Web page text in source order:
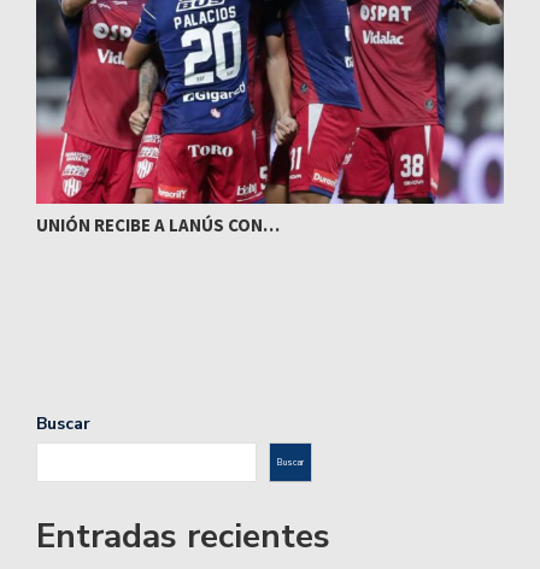
UNIÓN RECIBE A LANÚS CON…
Buscar
Buscar
Entradas recientes